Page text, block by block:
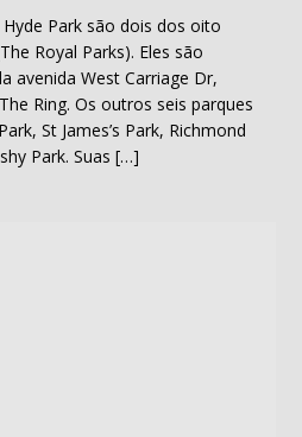
Park são dois dos oito
Royal Parks). Eles são
avenida West Carriage Dr,
Ring. Os outros seis parques
St James’s Park, Richmond
Park. Suas […]